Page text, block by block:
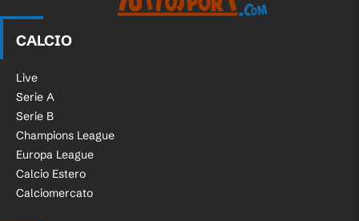
CALCIO
Live
Serie A
Serie B
Champions League
Europa League
Calcio Estero
Calciomercato